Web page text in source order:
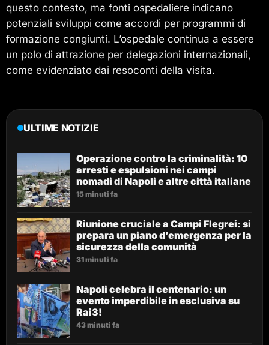
questo contesto, ma fonti ospedaliere indicano
potenziali sviluppi come accordi per programmi di
formazione congiunti. L’ospedale continua a essere
un polo di attrazione per delegazioni internazionali,
come evidenziato dai resoconti della visita.
ULTIME NOTIZIE
Operazione contro la criminalità: 10
arresti e espulsioni nei campi
nomadi di Napoli e altre città italiane
15 minuti fa
Riunione cruciale a Campi Flegrei: si
prepara un piano d’emergenza per la
sicurezza della comunità
31 minuti fa
Napoli celebra il centenario: un
evento imperdibile in esclusiva su
Rai3!
43 minuti fa